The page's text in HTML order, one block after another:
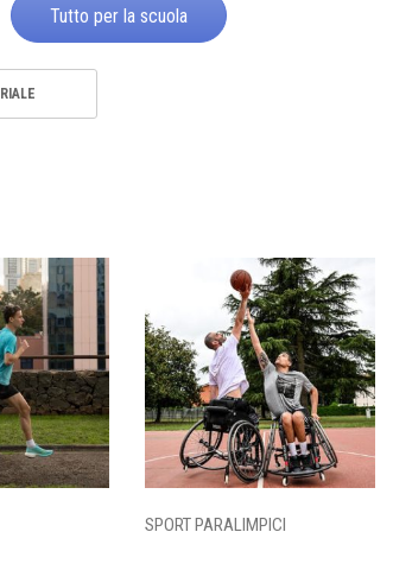
Tutto per la scuola
SPORT PARALIMPICI